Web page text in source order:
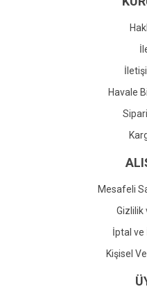
Havale
Mesafeli
Gizlilik
İptal ve
Kişisel